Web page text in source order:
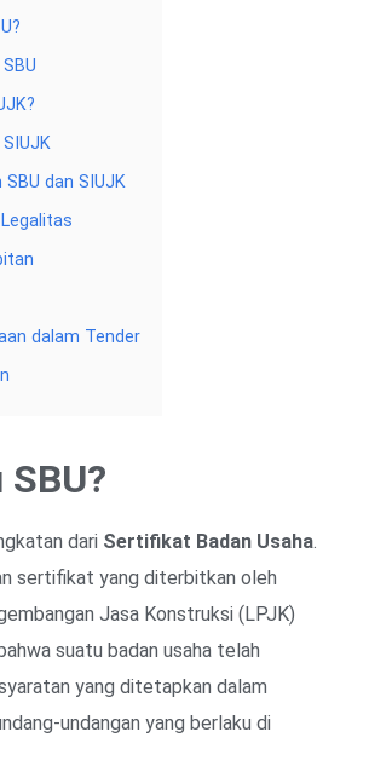
SIUJK
SBU dan SIUJK
dalam Tender
dari Sertifikat Badan Usaha.
sertifikat yang diterbitkan oleh
Jasa Konstruksi (LPJK)
suatu badan usaha telah
yang ditetapkan dalam
undangan yang berlaku di